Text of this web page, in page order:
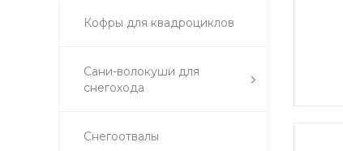
Кофры для квадроциклов
Сани-волокуши для
снегохода
Снегоотвалы